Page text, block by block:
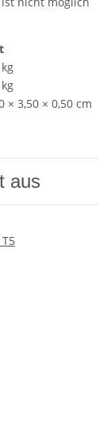
kg
× 3,50 × 0,50 cm
aus